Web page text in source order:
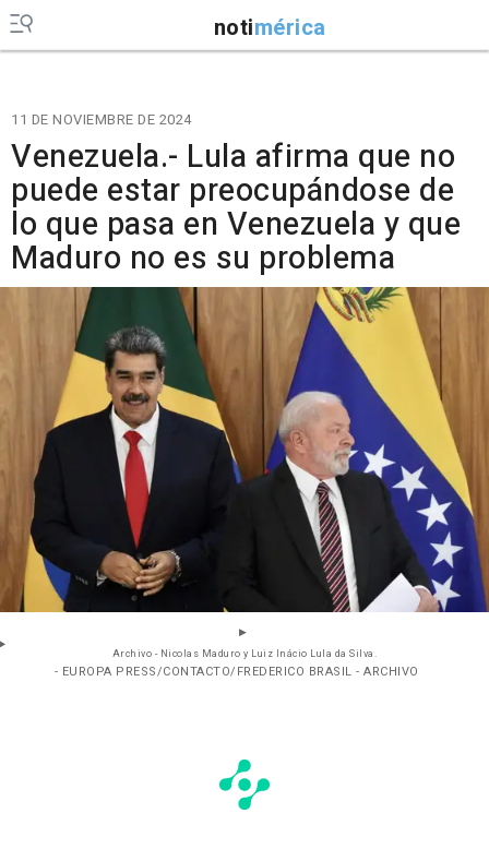
notimérica
11 DE NOVIEMBRE DE 2024
Venezuela.- Lula afirma que no
puede estar preocupándose de
lo que pasa en Venezuela y que
Maduro no es su problema
Archivo - Nicolas Maduro y Luiz Inácio Lula da Silva.
- EUROPA PRESS/CONTACTO/FREDERICO BRASIL - ARCHIVO